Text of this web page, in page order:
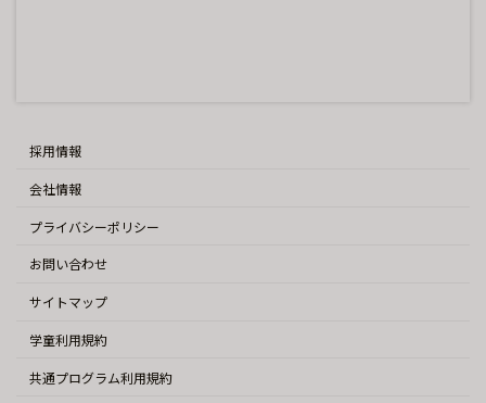
採用情報
会社情報
プライバシーポリシー
お問い合わせ
サイトマップ
学童利用規約
共通プログラム利用規約